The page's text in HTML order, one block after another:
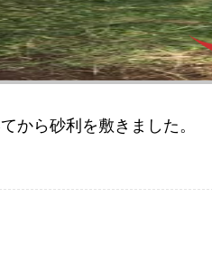
から砂利を敷きました。